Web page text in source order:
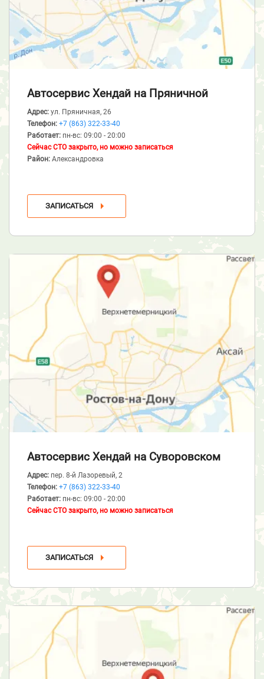
Автосервис Хендай на Пряничной
Адрес: ул. Пряничная, 26
Телефон: +7 (863) 322-33-40
Работает: пн-вс: 09:00 - 20:00
Сейчас СТО закрыто, но можно записаться
Район: Александровка
ЗАПИСАТЬСЯ
Автосервис Хендай на Суворовском
Адрес: пер. 8-й Лазоревый, 2
Телефон: +7 (863) 322-33-40
Работает: пн-вс: 09:00 - 20:00
Сейчас СТО закрыто, но можно записаться
ЗАПИСАТЬСЯ